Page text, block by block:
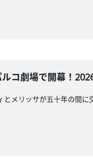
コ劇場で開幕！
メリッサが五十年の間に